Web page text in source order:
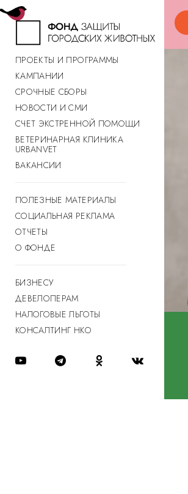
ПРОЕКТЫ И ПРОГРАММЫ
КАМПАНИИ
СРОЧНЫЕ СБОРЫ
НОВОСТИ И СМИ
СЧЕТ ЭКСТРЕННОЙ ПОМОЩИ
ВЕТЕРИНАРНАЯ КЛИНИКА
URBANVET
ВАКАНСИИ
ПОЛЕЗНЫЕ МАТЕРИАЛЫ
СОЦИАЛЬНАЯ РЕКЛАМА
ОТЧЕТЫ
О ФОНДЕ
БИЗНЕСУ
ДЕВЕЛОПЕРАМ
НАЛОГОВЫЕ ЛЬГОТЫ
КОНСАЛТИНГ НКО